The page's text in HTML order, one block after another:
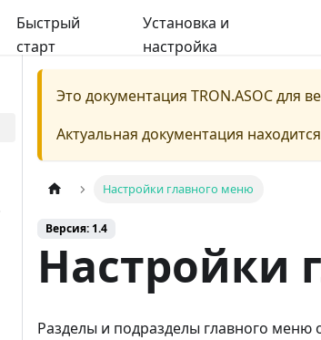
Быстрый
старт
Установка и
настройка
Это документация TRON.ASOCдля
Актуальная документация
Настройки главного меню
Версия: 1.4
Настройки
Разделы и подразделы главного